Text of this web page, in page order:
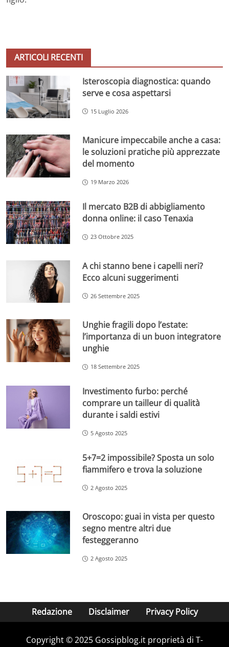
ARTICOLI RECENTI
Isteroscopia diagnostica: quando
serve e cosa aspettarsi
15 Luglio 2026
Manicure impeccabile anche a casa:
le soluzioni pratiche più apprezzate
del momento
19 Marzo 2026
Il mercato B2B di abbigliamento
donna online: il caso Tenaxia
23 Ottobre 2025
A chi stanno bene i capelli neri?
Ecco alcuni suggerimenti
26 Settembre 2025
Unghie fragili dopo l’estate:
l’importanza di un buon integratore
unghie
18 Settembre 2025
Investimento furbo: perché
comprare un tailleur di qualità
durante i saldi estivi
5 Agosto 2025
5+7=2 impossibile? Sposta un solo
fiammifero e trova la soluzione
2 Agosto 2025
Oroscopo: guai in vista per questo
segno mentre altri due
festeggeranno
2 Agosto 2025
Redazione Disclaimer Privacy Policy
Copyright © 2025 Gossipblog.it proprietà di T-